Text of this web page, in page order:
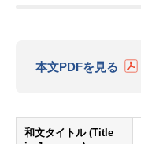
本文PDFを見る
和文タイトル (Title